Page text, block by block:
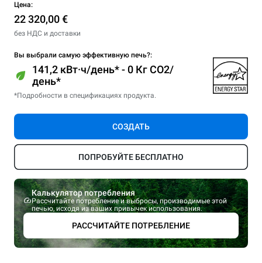
Цена:
22 320,00 €
без НДС и доставки
Вы выбрали самую эффективную печь?:
141,2 кВт·ч/день* - 0 Кг CO2/
день*
*Подробности в спецификациях продукта.
СОЗДАТЬ
ПОПРОБУЙТЕ БЕСПЛАТНО
Калькулятор потребления
Рассчитайте потребление и выбросы, производимые этой
печью, исходя из ваших привычек использования.
РАССЧИТАЙТЕ ПОТРЕБЛЕНИЕ